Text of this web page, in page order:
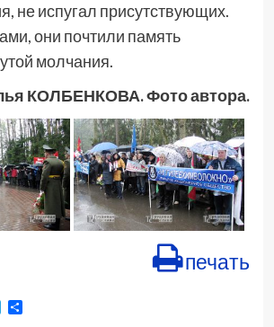
не испугал присутствующих.
они почтили память
молчания.
КОЛБЕНКОВА. Фото автора.
печать
Telegram
Отправить